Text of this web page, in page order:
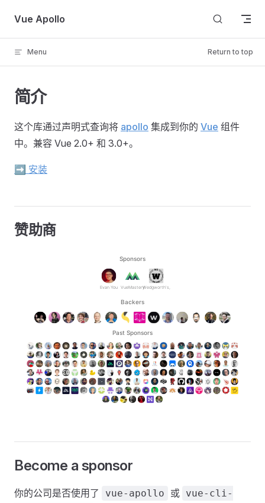
Skip to content
Vue Apollo
Menu Return to top
简介
这个库通过声明式查询将 apollo 集成到你的 Vue 组件
中。兼容 Vue 2.0+ 和 3.0+。
➡️ 安装
赞助商
Become a sponsor
你的公司是否使用了 vue-apollo 或 vue-cli-